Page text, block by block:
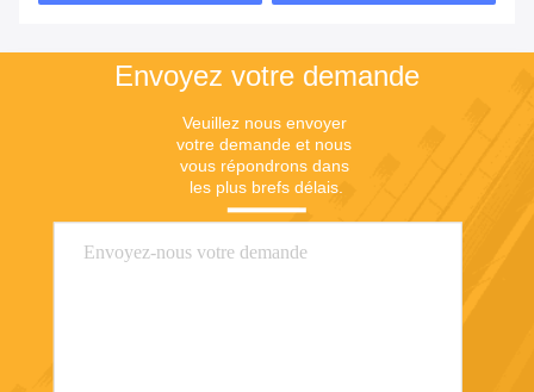
Envoyez votre demande
Veuillez nous envoyer
votre demande et nous
vous répondrons dans
les plus brefs délais.